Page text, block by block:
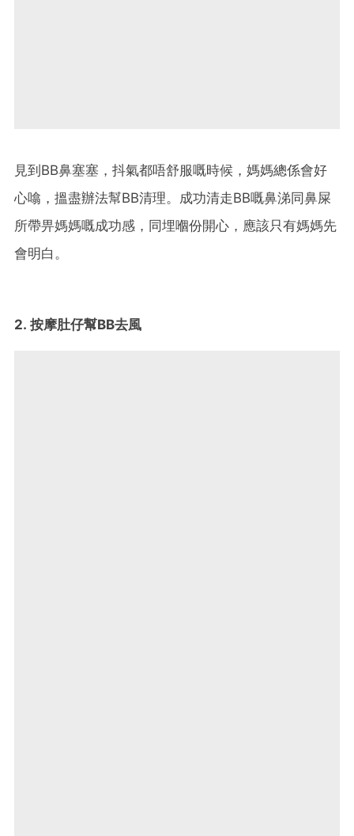
見到BB鼻塞塞，抖氣都唔舒服嘅時候，媽媽總係會好
心噏，搵盡辦法幫BB清理。成功清走BB嘅鼻涕同鼻屎
所帶畀媽媽嘅成功感，同埋嗰份開心，應該只有媽媽先
會明白。
2. 按摩肚仔幫BB去風